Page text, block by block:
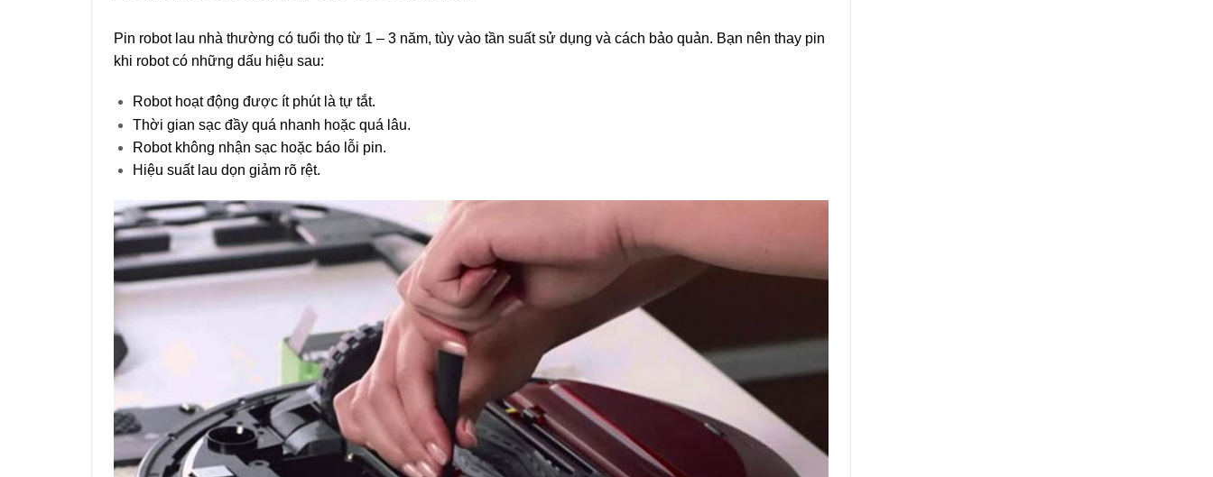
Pin robot lau nhà thường có tuổi thọ từ 1 – 3 năm, tùy vào tần suất sử dụng và cách bảo quản. Bạn nên thay pin
khi robot có những dấu hiệu sau:
Robot hoạt động được ít phút là tự tắt.
Thời gian sạc đầy quá nhanh hoặc quá lâu.
Robot không nhận sạc hoặc báo lỗi pin.
Hiệu suất lau dọn giảm rõ rệt.